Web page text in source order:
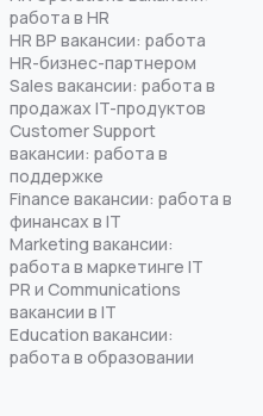
работа в HR
HR BP вакансии: работа
HR-бизнес-партнером
Sales вакансии: работа в
продажах IT-продуктов
Customer Support
вакансии: работа в
поддержке
Finance вакансии: работа в
финансах в IT
Marketing вакансии:
работа в маркетинге IT
PR и Communications
вакансии в IT
Education вакансии:
работа в образовании